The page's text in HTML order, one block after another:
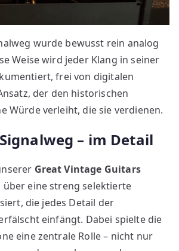
wurde bewusst rein analog
Weise wird jeder Klang in seiner
frei von digitalen
der den historischen
Würde verleiht, die sie verdienen.
– im Detail
Great Vintage Guitars
eine streng selektierte
die jedes Detail der
einfängt. Dabei spielte die
eine zentrale Rolle – nicht nur